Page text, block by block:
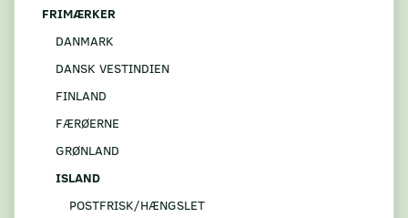
FRIMÆRKER
DANMARK
DANSK VESTINDIEN
FINLAND
FÆRØERNE
GRØNLAND
ISLAND
POSTFRISK/HÆNGSLET